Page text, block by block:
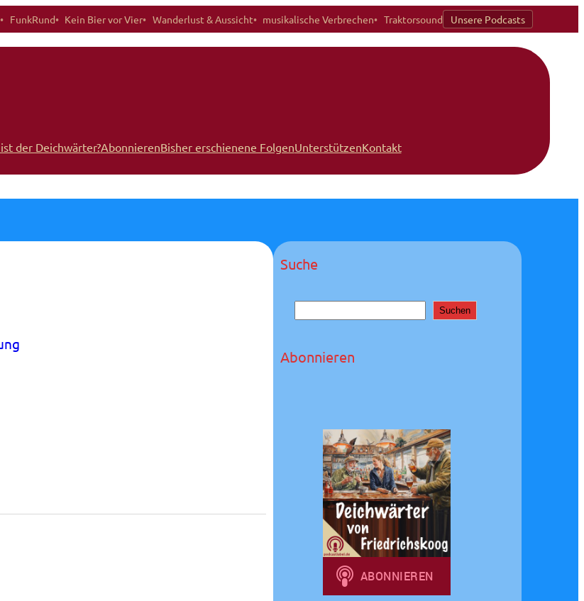
FunkRund Kein Bier vor Vier Wanderlust & Aussicht musikalische Verbrechen Traktorsound Unsere Podcasts
der Deichwärter?AbonnierenBisher erschienene FolgenUnterstützenKontakt
Suche
c
Suchen
Abonnieren